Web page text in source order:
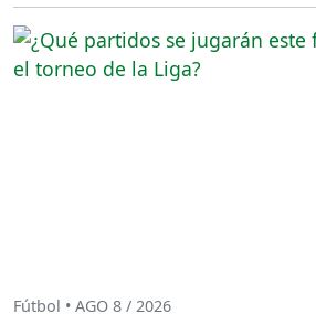
Fútbol • AGO 8 / 2026